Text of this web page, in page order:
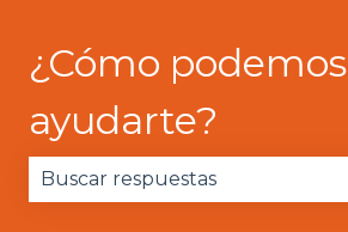
¿Cómo podemos
ayudarte?